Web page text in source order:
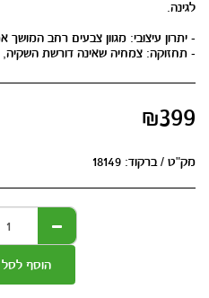
- תחזוקה: צמחיה שאינה דורשת
₪399
מק"ט / ברקוד: 18149
הוסף לסל